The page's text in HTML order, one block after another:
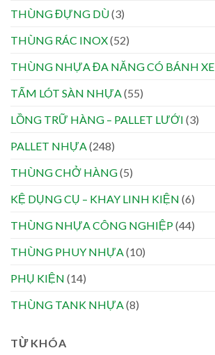
THÙNG ĐỰNG DÙ(3)
THÙNG RÁC INOX(52)
THÙNG NHỰA ĐA NĂNG CÓ BÁNH XE
TẤM LÓT SÀN NHỰA(55)
LỒNG TRỮ HÀNG – PALLET LƯỚI (3)
PALLET NHỰA(248)
THÙNG CHỞ HÀNG(5)
KỆ DỤNG CỤ – KHAY LINH KIỆN (6)
THÙNG NHỰA CÔNG NGHIỆP(44)
THÙNG PHUY NHỰA(10)
PHỤ KIỆN (14)
THÙNG TANK NHỰA(8)
TỪ KHÓA